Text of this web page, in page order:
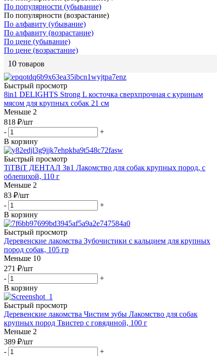
По популярности (убывание)
По популярности (возрастание)
По алфавиту (убывание)
По алфавиту (возрастание)
По цене (убывание)
По цене (возрастание)
10 товаров
Быстрый просмотр
8in1 DELIGHTS Strong L косточка сверхпрочная с куриным
мясом для крупных собак 21 см
Меньше 2
818 ₽/шт
-
+
В корзину
Быстрый просмотр
TiTBiT ДЕНТАЛ 3в1 Лакомство для собак крупных пород, с
облепихой, 110 г
Меньше 2
83 ₽/шт
-
+
В корзину
Быстрый просмотр
Деревенские лакомства Зубочистики с кальцием для крупных
пород собак, 105 гр
Меньше 10
271 ₽/шт
-
+
В корзину
Быстрый просмотр
Деревенские лакомства Чистим зубы Лакомство для собак
крупных пород Твистер с говядиной, 100 г
Меньше 2
389 ₽/шт
-
+